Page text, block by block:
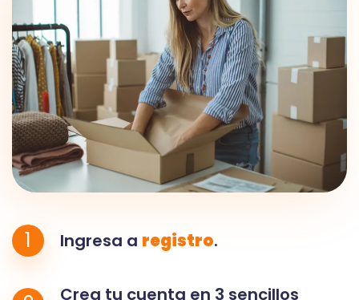
1 Ingresa a registro.
Crea tu cuenta en 3 sencillos